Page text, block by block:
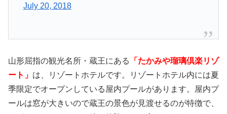
July 20, 2018
山形屈指の観光名所・蔵王にある
「たかみや瑠璃倶楽リゾ
ート」 は、リゾートホテルです。リゾートホテル内には夏
季限定でオープンしている屋内プールがあります。屋内プ
ールは窓が大きいので蔵王の景色が見渡せるのが特徴で、